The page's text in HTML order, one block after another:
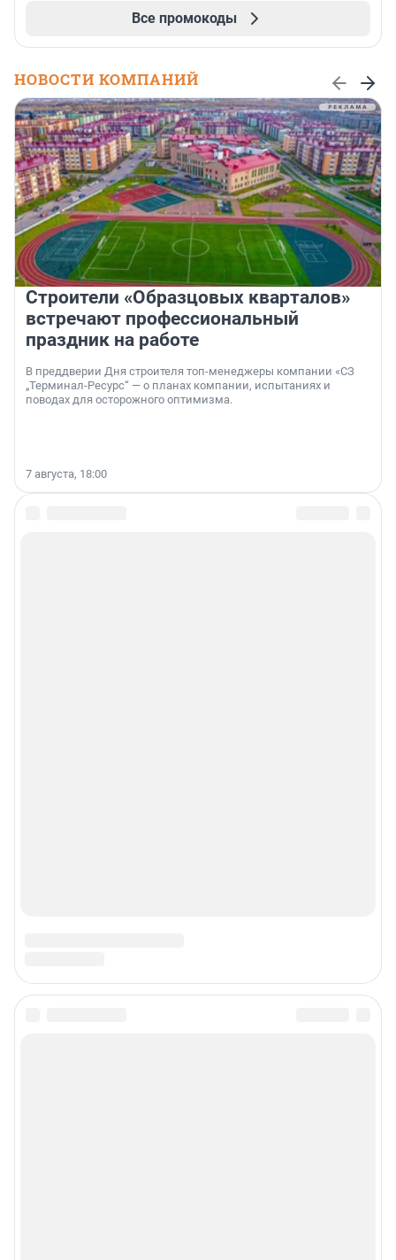
Все промокоды
НОВОСТИ КОМПАНИЙ
Строители «Образцовых кварталов»
встречают профессиональный
праздник на работе
В преддверии Дня строителя топ-менеджеры компании «СЗ
„Терминал-Ресурс“ — о планах компании, испытаниях и
поводах для осторожного оптимизма.
7 августа, 18:00